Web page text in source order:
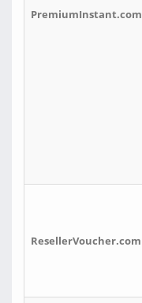
PremiumInstant.com
ResellerVoucher.com